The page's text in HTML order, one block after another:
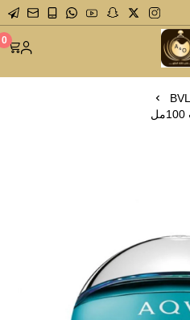
متجر عاشق العطور 0